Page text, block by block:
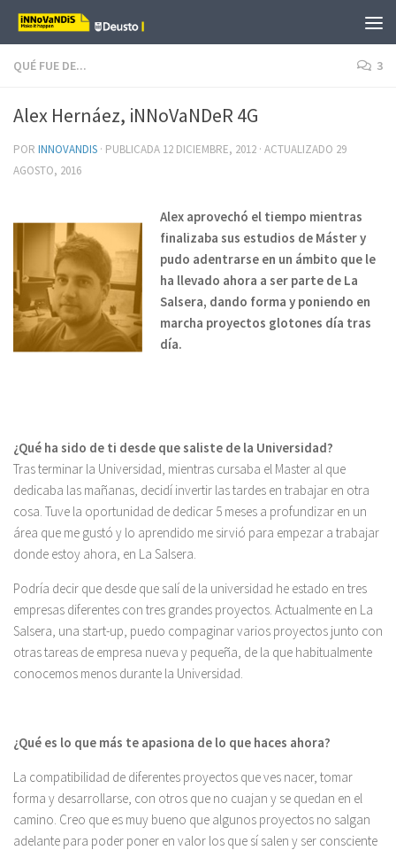
Saltar al contenido
QUÉ FUE DE... 3
Alex Hernáez, iNNoVaNDeR 4G
POR INNOVANDIS · PUBLICADA 12 DICIEMBRE, 2012 · ACTUALIZADO 29
AGOSTO, 2016
Alex aprovechó el tiempo mientras
finalizaba sus estudios de Máster y
pudo adentrarse en un ámbito que le
ha llevado ahora a ser parte de La
Salsera, dando forma y poniendo en
marcha proyectos glotones día tras
día.
¿Qué ha sido de ti desde que saliste de la Universidad?
Tras terminar la Universidad, mientras cursaba el Master al que
dedicaba las mañanas, decidí invertir las tardes en trabajar en otra
cosa. Tuve la oportunidad de dedicar 5 meses a profundizar en un
área que me gustó y lo aprendido me sirvió para empezar a trabajar
donde estoy ahora, en La Salsera.
Podría decir que desde que salí de la universidad he estado en tres
empresas diferentes con tres grandes proyectos. Actualmente en La
Salsera, una start-up, puedo compaginar varios proyectos junto con
otras tareas de empresa nueva y pequeña, de la que habitualmente
conocemos menos durante la Universidad.
¿Qué es lo que más te apasiona de lo que haces ahora?
La compatibilidad de diferentes proyectos que ves nacer, tomar
forma y desarrollarse, con otros que no cuajan y se quedan en el
camino. Creo que es muy bueno que algunos proyectos no salgan
adelante para poder poner en valor los que sí salen y ser consciente